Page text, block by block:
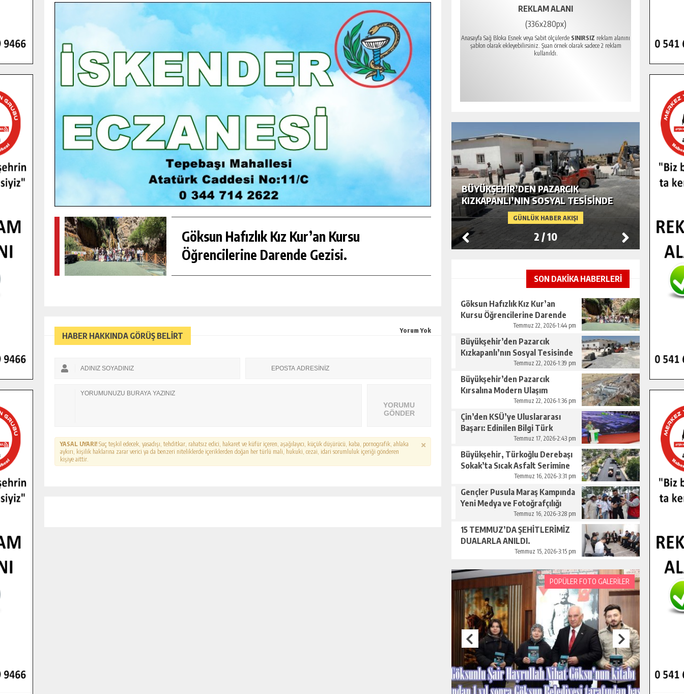
Göksun Hafızlık Kız Kur’an Kursu
Öğrencilerine Darende Gezisi.
HABER HAKKINDA GÖRÜŞ BELİRT
Yorum Yok
YORUMU
GÖNDER
YASAL UYARI! Suç teşkil edecek, yasadışı, tehditkar, rahatsız edici, hakaret ve küfür içeren, aşağılayıcı, küçük düşürücü, kaba, pornografik, ahlaka
aykırı, kişilik haklarına zarar verici ya da benzeri niteliklerde içeriklerden doğan her türlü mali, hukuki, cezai, idari sorumluluk içeriği gönderen
kişiye aittir.
REKLAM ALANI
(336x280px)
Anasayfa Sağ Bloka Esnek veya Sabit ölçülerde SINIRSIZ reklam alanını
şablon olarak ekleyebilirsiniz. Şuan örnek olarak sadece 2 reklam
kullanıldı.
GÜNLÜK HABER AKIŞI
GENÇLER PUSULA MARAŞ KAMPINDA
YENI MEDYA VE FOTOĞRAFÇILIĞI
GÜNLÜK HABER AKIŞI
GÖKSUN HAFIZLIK KIZ KUR’AN KURSU
ÖĞRENCILERINE DARENDE GEZISI.
GÜNLÜK HABER AKIŞI
BÜYÜKŞEHIR’DEN PAZARCIK
KIZKAPANLI’NIN SOSYAL TESISINDE
ÇEVRE DÜZENLEMESI.
2 /10
SON DAKİKA HABERLERİ
Göksun Hafızlık Kız Kur’an
Kursu Öğrencilerine Darende
Temmuz 22, 2026-1:44 pm
Büyükşehir’den Pazarcık
Kızkapanlı’nın Sosyal Tesisinde
Çevre Düzenlemesi.Temmuz 22, 2026-1:39 pm
Büyükşehir’den Pazarcık
Kırsalına Modern Ulaşım
Temmuz 22, 2026-1:36 pm
Çin’den KSÜ’ye Uluslararası
Başarı: Edinilen Bilgi Türk
Tarımına Katkı Sağlayacak.
Temmuz 17, 2026-2:43 pm
Büyükşehir, Türkoğlu Derebaşı
Sokak’ta Sıcak Asfalt Serimine
Temmuz 16, 2026-3:31 pm
Gençler Pusula Maraş Kampında
Yeni Medya ve Fotoğrafçılığı
Temmuz 16, 2026-3:28 pm
15 TEMMUZ’DA ŞEHİTLERİMİZ
DUALARLA ANILDI.
Temmuz 15, 2026-3:15 pm
POPÜLER FOTO GALERİLER